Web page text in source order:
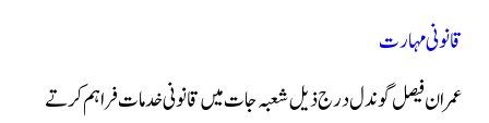
قانونی مہارت
عمران فیصل گوندل درج ذیل شعبہ جات میں قانونی خدمات فراہم کرتے